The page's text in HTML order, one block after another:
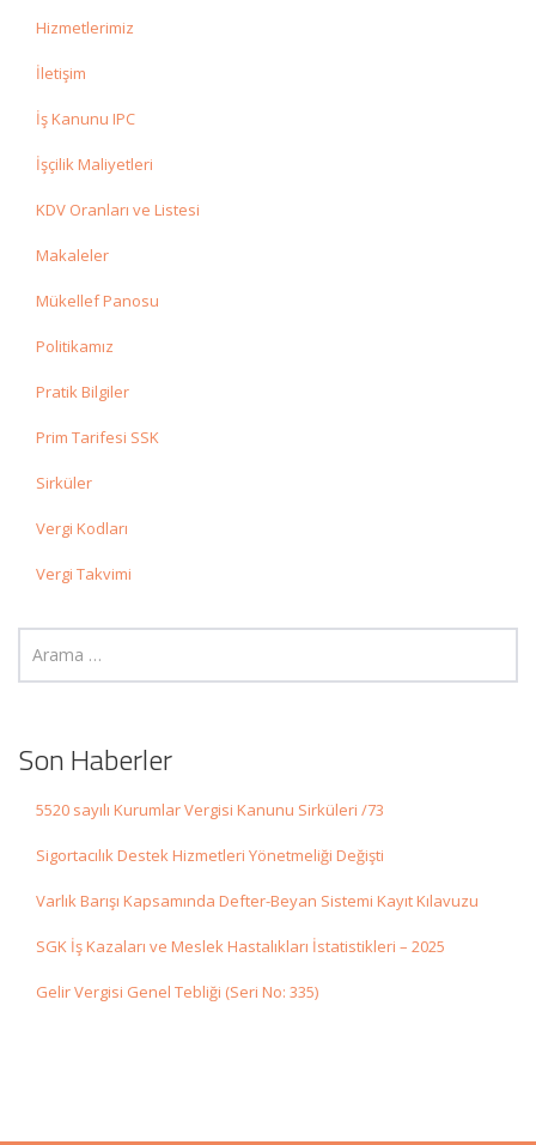
Hizmetlerimiz
İletişim
İş Kanunu IPC
İşçilik Maliyetleri
KDV Oranları ve Listesi
Makaleler
Mükellef Panosu
Politikamız
Pratik Bilgiler
Prim Tarifesi SSK
Sirküler
Vergi Kodları
Vergi Takvimi
Son Haberler
5520 sayılı Kurumlar Vergisi Kanunu Sirküleri /73
Sigortacılık Destek Hizmetleri Yönetmeliği Değişti
Varlık Barışı Kapsamında Defter-Beyan Sistemi Kayıt Kılavuzu
SGK İş Kazaları ve Meslek Hastalıkları İstatistikleri – 2025
Gelir Vergisi Genel Tebliği (Seri No: 335)